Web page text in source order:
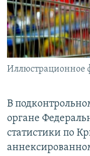
ПОБЕДИТЕЛЕЙ НЕ
ELIFBE
УКРАИНСКАЯ
ПРИСОЕДИНЯЙТЕСЬ!
Иллюстрационное
В
органе
статистики по